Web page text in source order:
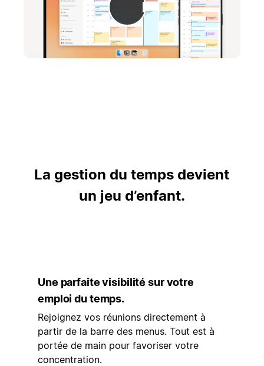
Lecture
La gestion du temps devient
un jeu d’enfant.
Une parfaite visibilité sur votre
emploi du temps.
Rejoignez vos réunions directement à
partir de la barre des menus. Tout est à
portée de main pour favoriser votre
concentration.